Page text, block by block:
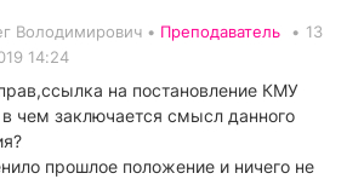
Володимирович • Преподаватель • 13
14:24
на постановление КМУ
чем заключается смысл данного
прошлое положение и ничего не